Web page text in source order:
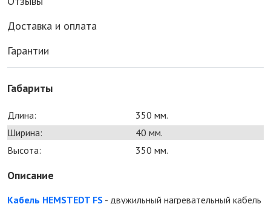
Доставка и оплата
Гарантии
Габариты
Длина:
350 мм.
Ширина:
40 мм.
Высота:
350 мм.
Описание
Кабель HEMSTEDT FS - двужильный нагревательный кабель